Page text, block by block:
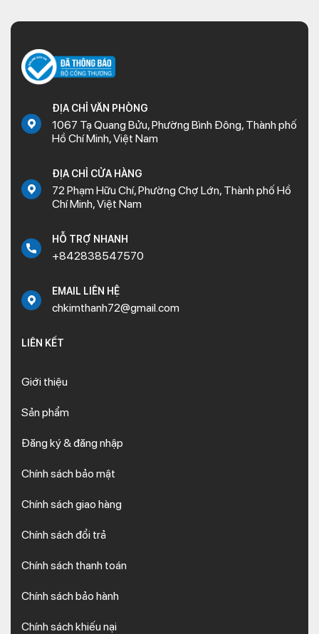
ĐỊA CHỈ VĂN PHÒNG
1067 Tạ Quang Bửu, Phường Bình Đông, Thành phố
Hồ Chí Minh, Việt Nam
ĐỊA CHỈ CỬA HÀNG
72 Phạm Hữu Chí, Phường Chợ Lớn, Thành phố Hồ
Chí Minh, Việt Nam
HỖ TRỢ NHANH
+842838547570
EMAIL LIÊN HỆ
chkimthanh72@gmail.com
LIÊN KẾT
Giới thiệu
Sản phẩm
Đăng ký & đăng nhập
Chính sách bảo mật
Chính sách giao hàng
Chính sách đổi trả
Chính sách thanh toán
Chính sách bảo hành
Chính sách khiếu nại